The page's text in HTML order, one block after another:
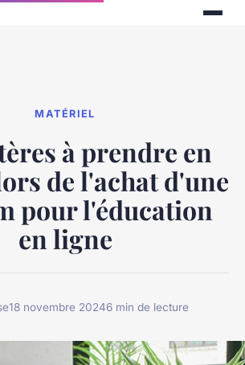
MATÉRIEL
à prendre en
de l'achat d'une
pour l'éducation
en ligne
18 novembre 20246 min de lecture